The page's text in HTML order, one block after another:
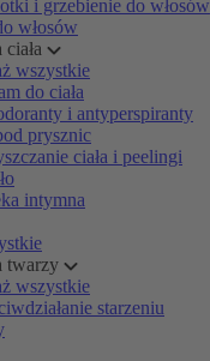
i grzebienie do włosów
włosów
wszystkie
do ciała
i antyperspiranty
prysznic
ciała i peelingi
intymna
twarzy
wszystkie
starzeniu